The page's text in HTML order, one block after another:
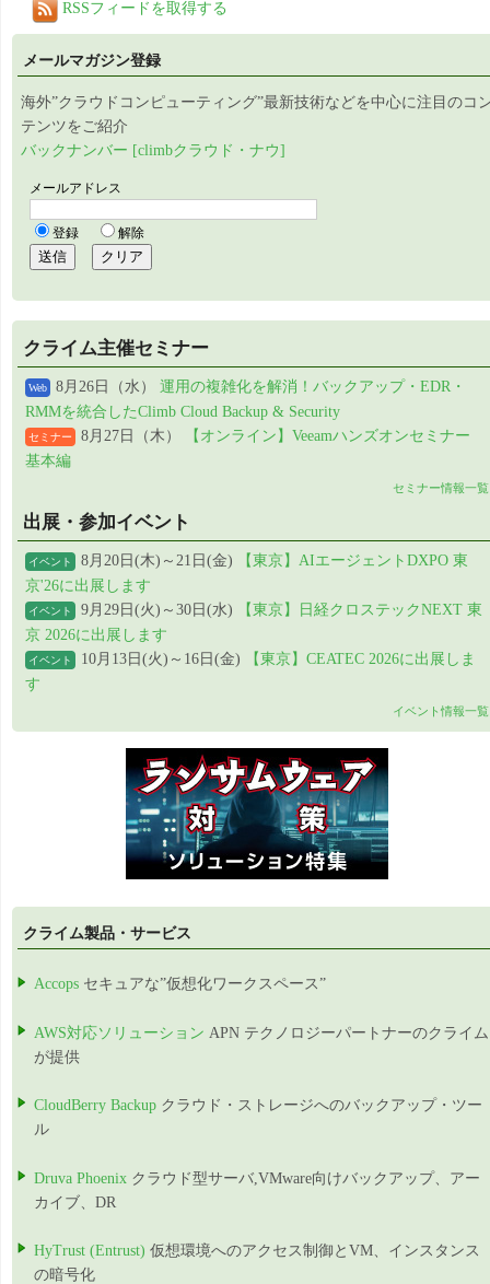
RSSフィードを取得する
メールマガジン登録
海外”クラウドコンピューティング”最新技術などを中心に注目のコ
テンツをご紹介
バックナンバー [climbクラウド・ナウ]
クライム主催セミナー
Web 8月26日（水） 運用の複雑化を解消！バックアップ・EDR・
RMMを統合したClimb Cloud Backup & Security
セミナー 8月27日（木）
【オンライン】Veeamハンズオンセミナー
基本編
セミナー情報一覧
出展・参加イベント
イベント 8月20日(木)～21日(金)
【東京】AIエージェントDXPO 東
京'26に出展します
イベント 9月29日(火)～30日(水)
【東京】日経クロステックNEXT 東
京 2026に出展します
イベント 10月13日(火)～16日(金)
【東京】CEATEC 2026に出展しま
す
イベント情報一覧
クライム製品・サービス
Accops セキュアな”仮想化ワークスペース”
AWS対応ソリューション APN テクノロジーパートナーのクライム
が提供
CloudBerry Backup クラウド・ストレージへのバックアップ・ツー
ル
Druva Phoenix クラウド型サーバ,VMware向けバックアップ、アー
カイブ、DR
HyTrust (Entrust) 仮想環境へのアクセス制御とVM、インスタンス
の暗号化